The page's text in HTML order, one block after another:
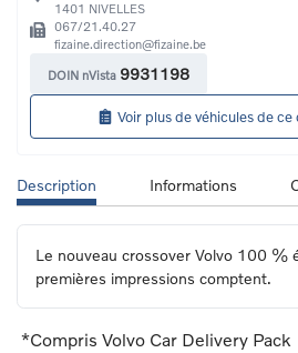
1401 NIVELLES
067/21.40.27
fizaine.direction@fizaine.be
DOIN nVista 9931198
Voir plus de véhicules de
Description Informations
Le nouveau crossover Volvo 100 %
premières impressions comptent.
*Compris Volvo Car Delivery Pack